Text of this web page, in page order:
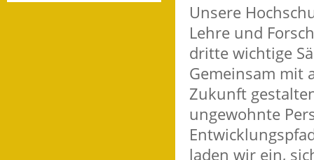
Unsere
Lehre und
dritte wichtige
Gemeinsam mit
Zukunft
ungewohnte
laden wir ein,